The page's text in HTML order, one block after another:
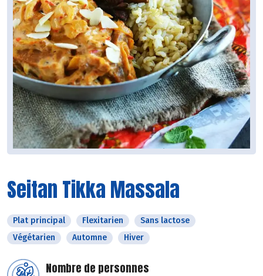
Seitan Tikka Massala
Plat principal Flexitarien
Sans lactose
Végétarien
Automne Hiver
Nombre de personnes